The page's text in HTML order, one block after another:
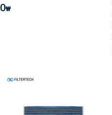
0₩